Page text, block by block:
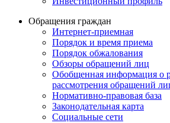
Обращения граждан
Интернет-приемная
Порядок и время приема
Порядок обжалования
Обзоры обращений лиц
Обобщенная информация о
рассмотрения обращений
Нормативно-правовая база
Законодательная карта
Социальные сети